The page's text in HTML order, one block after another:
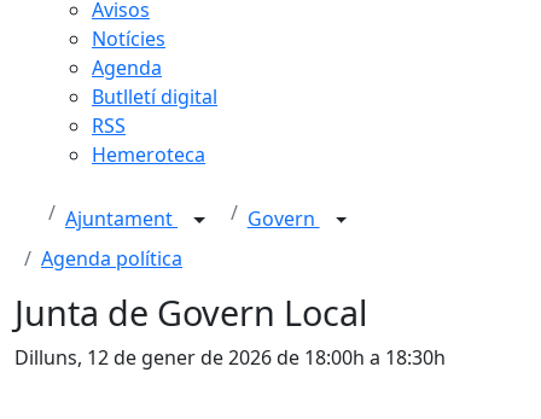
Avisos
Notícies
Agenda
Butlletí digital
RSS
Hemeroteca
Ajuntament
Govern
Agenda política
Junta de Govern Local
Dilluns, 12 de gener de 2026 de 18:00h a 18:30h